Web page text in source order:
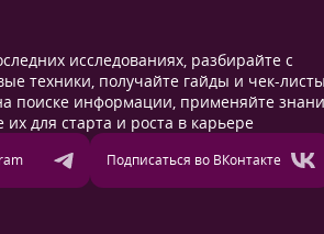
исследованиях, разбирайте с
техники, получайте гайды и чек-
поиске информации, применяйте
их для старта и роста в карьере
Подписаться во ВКонтакте